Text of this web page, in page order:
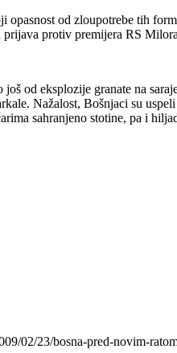
od zloupotrebe tih
protiv premijera RS
još od eksplozije granate na
Nažalost, Bošnjaci su
sahranjeno stotine, pa i
02/23/bosna-pred-novim-